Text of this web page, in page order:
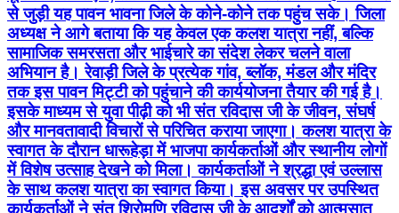
से जुड़ी यह पावन भावना जिले के कोने-कोने तक पहुंच सके। जिला
अध्यक्ष ने आगे बताया कि यह केवल एक कलश यात्रा नहीं, बल्कि
सामाजिक समरसता और भाईचारे का संदेश लेकर चलने वाला
अभियान है। रेवाड़ी जिले के प्रत्येक गांव, ब्लॉक, मंडल और मंदिर
तक इस पावन मिट्टी को पहुंचाने की कार्ययोजना तैयार की गई है।
इसके माध्यम से युवा पीढ़ी को भी संत रविदास जी के जीवन, संघर्ष
और मानवतावादी विचारों से परिचित कराया जाएगा। कलश यात्रा के
स्वागत के दौरान धारूहेड़ा में भाजपा कार्यकर्ताओं और स्थानीय लोगों
में विशेष उत्साह देखने को मिला। कार्यकर्ताओं ने श्रद्धा एवं उल्लास
के साथ कलश यात्रा का स्वागत किया। इस अवसर पर उपस्थित
कार्यकर्ताओं ने संत शिरोमणि रविदास जी के आदर्शों को आत्मसात